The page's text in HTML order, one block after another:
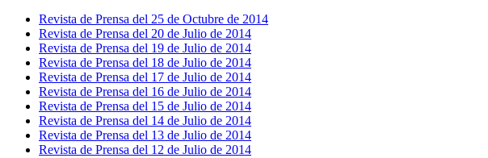
Revista de Prensa del 25 de Octubre de 2014
Revista de Prensa del 20 de Julio de 2014
Revista de Prensa del 19 de Julio de 2014
Revista de Prensa del 18 de Julio de 2014
Revista de Prensa del 17 de Julio de 2014
Revista de Prensa del 16 de Julio de 2014
Revista de Prensa del 15 de Julio de 2014
Revista de Prensa del 14 de Julio de 2014
Revista de Prensa del 13 de Julio de 2014
Revista de Prensa del 12 de Julio de 2014